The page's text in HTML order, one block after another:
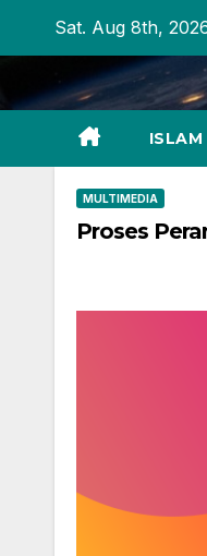
content
Sat. Aug 8th,
ISLAM
MULTIMEDIA
Proses